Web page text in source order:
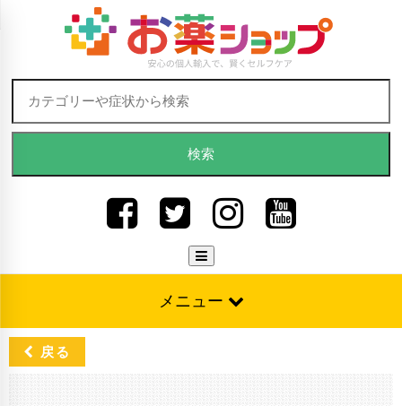
Skip to content
検索:
メニュー
戻る